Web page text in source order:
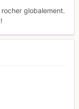
globalement.